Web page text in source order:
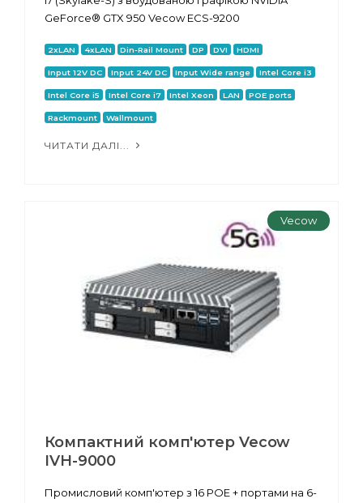
GeForce® GTX 950 Vecow ECS-9200
2xLAN 4xLAN Din-Rail Mount DP DVI HDMI
Input 12V DC Input 24V DC Input Wide range Intel Core i3
Intel Core i5 Intel Core i7 Intel Xeon LAN POE ports
Rackmount Wallmount
ЧИТАТИ ДАЛІ...
Vecow
Компактний комп'ютер Vecow
IVH-9000
Промисловий комп'ютер з 16 POE + портами на 6-